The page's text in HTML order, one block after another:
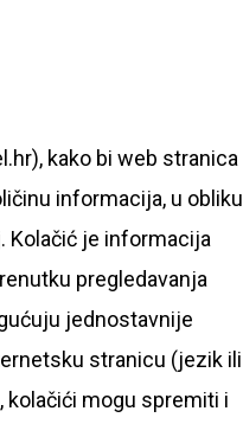
kako bi web stranica
informacija, u obliku
Kolačić je informacija
pregledavanja
jednostavnije
stranicu (jezik ili
kolačići mogu spremiti i